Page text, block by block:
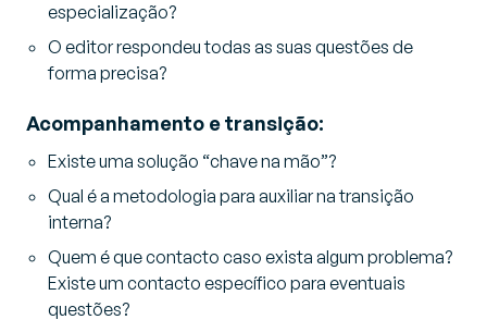
especialização?
O editor respondeu todas as suas questões de
forma precisa?
Acompanhamento e transição:
Existe uma solução “chave na mão”?
Qual é a metodologia para auxiliar na transição
interna?
Quem é que contacto caso exista algum problema?
Existe um contacto específico para eventuais
questões?